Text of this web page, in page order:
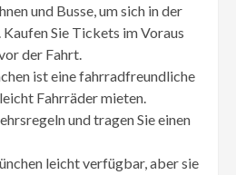
und Busse, um sich in der
Sie Tickets im Voraus
der Fahrt.
ist eine fahrradfreundliche
Fahrräder mieten.
und tragen Sie einen
leicht verfügbar, aber sie